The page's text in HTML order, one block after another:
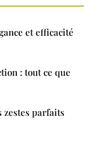
et efficacité
: tout ce que
parfaits